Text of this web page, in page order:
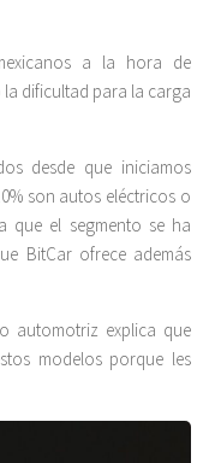
a la hora de
la dificultad para la carga
desde que iniciamos
son autos eléctricos o
que el segmento se ha
BitCar ofrece además
automotriz explica que
modelos porque les